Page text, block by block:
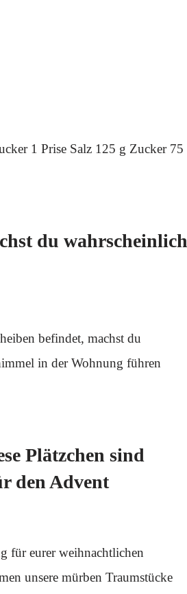
1 Prise Salz 125 g Zucker 75
du wahrscheinlich
befindet, machst du
in der Wohnung führen
Plätzchen sind
den Advent
für eurer weihnachtlichen
unsere mürben Traumstücke